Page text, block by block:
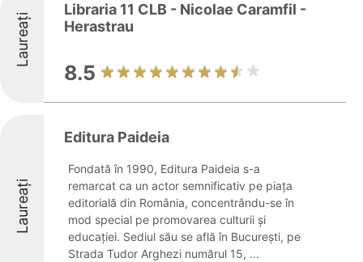
Laureați
Libraria 11 CLB - Nicolae Caramfil -
Herastrau
8.5
Laureați
Editura Paideia
Fondată în 1990, Editura Paideia s-a
remarcat ca un actor semnificativ pe piața
editorială din România, concentrându-se în
mod special pe promovarea culturii și
educației. Sediul său se află în București, pe
Strada Tudor Arghezi numărul 15, ...